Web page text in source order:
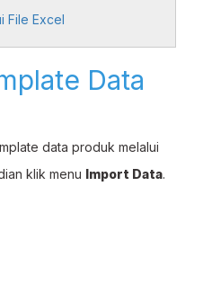
File Excel
Data
data produk melalui
klik menu Import Data.